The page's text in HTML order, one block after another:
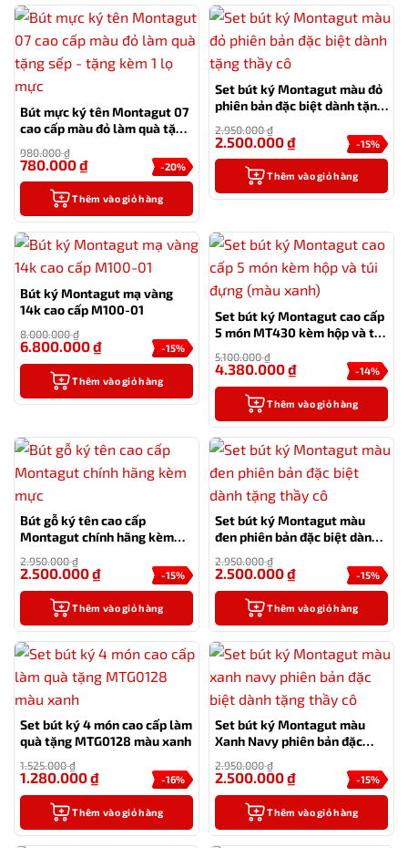
Bút mực ký tên Montagut 07
cao cấp màu đỏ làm quà tặng
980.000₫
-20%
780.000₫
Thêm vào giỏ hàng
Set bút ký Montagut màu đỏ
phiên bản đặc biệt dành tặng
2.950.000₫
-15%
2.500.000₫
Thêm vào giỏ hàng
Bút ký Montagut mạ vàng
14k cao cấp M100-01
8.000.000₫
-15%
6.800.000₫
Thêm vào giỏ hàng
Set bút ký Montagut cao cấp
5 món MT430 kèm hộp và túi
5.100.000₫
-14%
4.380.000₫
Thêm vào giỏ hàng
Bút gỗ ký tên cao cấp
Montagut chính hãng kèm
2.950.000₫
-15%
2.500.000₫
Thêm vào giỏ hàng
Set bút ký Montagut màu
đen phiên bản đặc biệt dành
2.950.000₫
-15%
2.500.000₫
Thêm vào giỏ hàng
Set bút ký 4 món cao cấp làm
quà tặng MTG0128 màu xanh
1.525.000₫
-16%
1.280.000₫
Thêm vào giỏ hàng
Set bút ký Montagut màu
Xanh Navy phiên bản đặc
biệt dành tặng thầy cô
2.950.000₫
-15%
2.500.000₫
Thêm vào giỏ hàng